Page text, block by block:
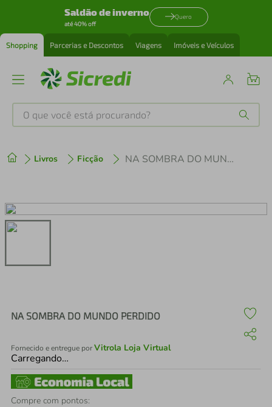
Saldão de inverno
até 40% off
Quero
Shopping Parcerias e Descontos Viagens Imóveis e Veículos
O que você está procurando?
Livros Ficção NA SOMBRA DO MUNDO PERDIDO
NA SOMBRA DO MUNDO PERDIDO
Fornecido e entregue porVitrola Loja Virtual
Carregando…
Compre com pontos:
2º cafeteira